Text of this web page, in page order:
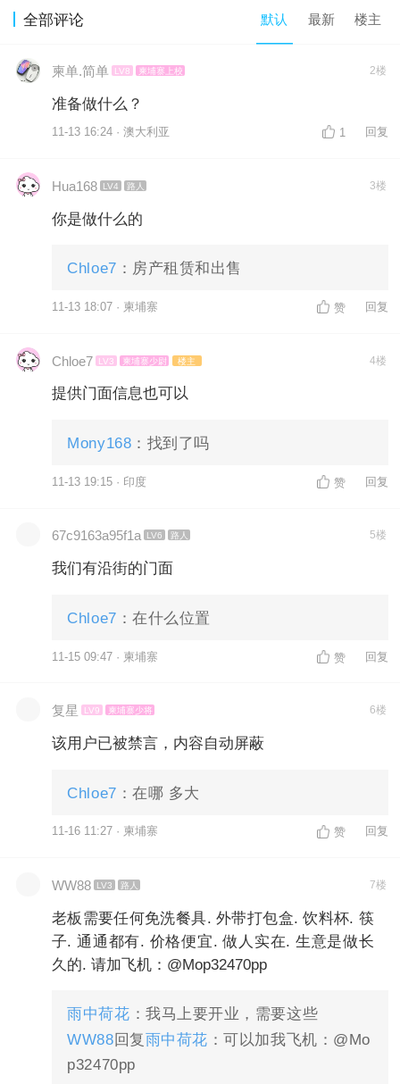
全部评论 默认 最新 楼主
柬单.简单 LV8 柬埔寨上校 2楼
准备做什么？
11-13 16:24 · 澳大利亚 1 回复
Hua168 LV4 路人 3楼
你是做什么的
Chloe7 ：房产租赁和出售
11-13 18:07 · 柬埔寨 赞 回复
Chloe7 LV3 柬埔寨少尉 楼主 4楼
提供门面信息也可以
Mony168 ：找到了吗
11-13 19:15 · 印度 赞 回复
67c9163a95f1a LV6 路人 5楼
我们有沿街的门面
Chloe7 ：在什么位置
11-15 09:47 · 柬埔寨 赞 回复
复星 LV9 柬埔寨少将 6楼
该用户已被禁言，内容自动屏蔽
Chloe7 ：在哪 多大
11-16 11:27 · 柬埔寨 赞 回复
WW88 LV3 路人 7楼
老板需要任何免洗餐具. 外带打包盒. 饮料杯. 筷
子. 通通都有. 价格便宜. 做人实在. 生意是做长
久的. 请加飞机：@Mop32470pp
雨中荷花 ：我马上要开业，需要这些
WW88回复雨中荷花 ：可以加我飞机：@Mo
p32470pp